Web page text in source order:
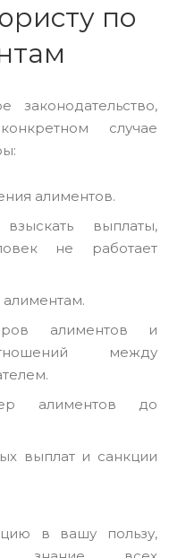
по
случае
алиментов.
выплаты,
не работает
алиментов и
между
алиментов до
выплат и санкции
в вашу пользу,